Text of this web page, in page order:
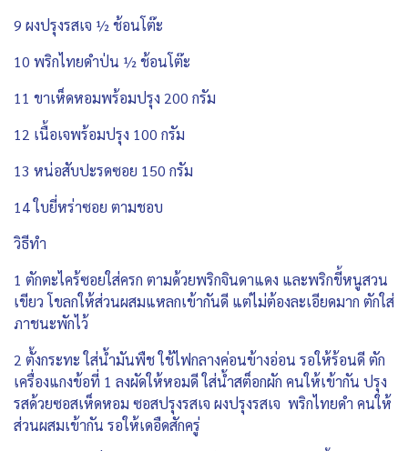
9 ผงปรุงรสเจ ½ ช้อนโต๊ะ
10 พริกไทยดำป่น ½ ช้อนโต๊ะ
11 ขาเห็ดหอมพร้อมปรุง 200 กรัม
12 เนื้อเจพร้อมปรุง 100 กรัม
13 หน่อสับปะรดซอย 150 กรัม
14 ใบยี่หร่าซอย ตามชอบ
วิธีทำ
1 ตักตะไคร้ซอยใส่ครก ตามด้วยพริกจินดาแดง และพริกขี้หนูสวน
เขียว โขลกให้ส่วนผสมแหลกเข้ากันดี แต่ไม่ต้องละเอียดมาก ตักใส่
ภาชนะพักไว้
2 ตั้งกระทะ ใส่น้ำมันพืช ใช้ไฟกลางค่อนข้างอ่อน รอให้ร้อนดี ตัก
เครื่องแกงข้อที่ 1 ลงผัดให้หอมดี ใส่น้ำสต็อกผัก คนให้เข้ากัน ปรุง
รสด้วยซอสเห็ดหอม ซอสปรุงรสเจ ผงปรุงรสเจ พริกไทยดำ คนให้
ส่วนผสมเข้ากัน รอให้เดอืดสักครู่